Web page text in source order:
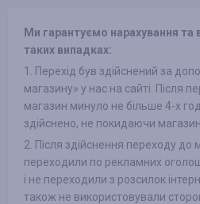
Ми гарантуємо нарахування та
таких випадках:
1. Перехід був здійснений за
магазину» у нас на сайті. Після
магазин минуло не більше 4-х
здійснено, не покидаючи
2. Після здійснення переходу до
переходили по рекламних
і не переходили з розсилок
також не використовували